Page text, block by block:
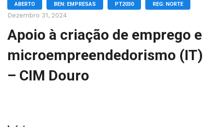
ABERTO BEN: EMPRESAS PT2030 REG: NORTE
Dezembro 31, 2024
Apoio à criação de emprego e
microempreendedorismo (IT)
– CIM Douro